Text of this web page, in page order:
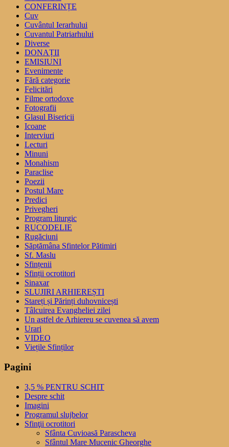
CONFERINȚE
Cuv
Cuvântul Ierarhului
Cuvantul Patriarhului
Diverse
DONAȚII
EMISIUNI
Evenimente
Fără categorie
Felicitări
Filme ortodoxe
Fotografii
Glasul Bisericii
Icoane
Interviuri
Lecturi
Minuni
Monahism
Paraclise
Poezii
Postul Mare
Predici
Privegheri
Program liturgic
RUCODELIE
Rugăciuni
Săptămâna Sfintelor Pătimiri
Sf. Maslu
Sfințenii
Sfinții ocrotitori
Sinaxar
SLUJIRI ARHIEREȘTI
Stareți și Părinți duhovnicești
Tâlcuirea Evangheliei zilei
Un astfel de Arhiereu se cuvenea să avem
Urari
VIDEO
Viețile Sfinților
Pagini
3,5 % PENTRU SCHIT
Despre schit
Imagini
Programul slujbelor
Sfinţii ocrotitori
Sfânta Cuvioasă Parascheva
Sfântul Mare Mucenic Gheorghe